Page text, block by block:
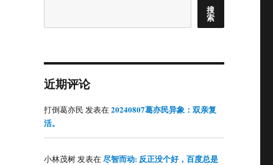
搜
索
近期评论
打倒葛亦民 发表在20240807葛亦民异象：双亲复
活。
小林茂树发表在尽智而动: 反正没个好，百度总是